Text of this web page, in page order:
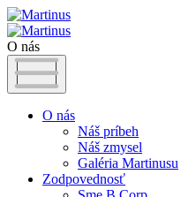
O nás
O nás
Náš príbeh
Náš zmysel
Galéria Martinusu
Zodpovednosť